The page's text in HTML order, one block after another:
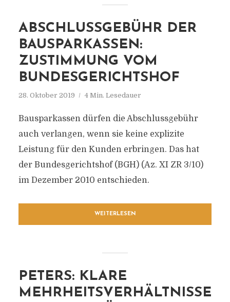
ABSCHLUSSGEBÜHR DER
BAUSPARKASSEN:
ZUSTIMMUNG VOM
BUNDESGERICHTSHOF
28. Oktober 2019 4 Min. Lesedauer
Bausparkassen dürfen die Abschlussgebühr
auch verlangen, wenn sie keine explizite
Leistung für den Kunden erbringen. Das hat
der Bundesgerichtshof (BGH) (Az. XI ZR 3/10)
im Dezember 2010 entschieden.
WEITERLESEN
PETERS: KLARE
MEHRHEITSVERHÄLTNISSE